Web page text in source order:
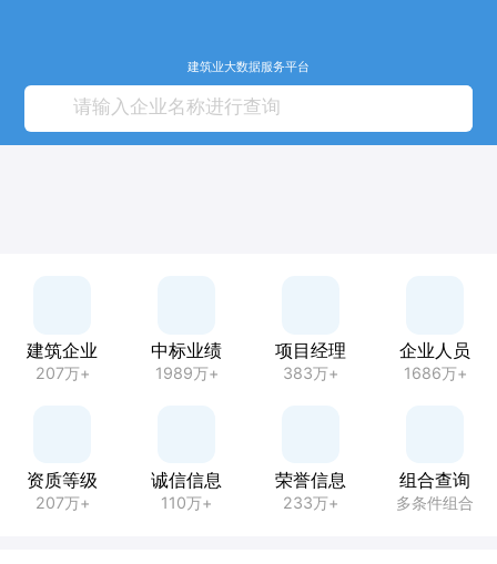
建筑业大数据服务平台
建筑企业
207万+
中标业绩
1989万+
项目经理
383万+
企业人员
1686万+
资质等级
207万+
诚信信息
110万+
荣誉信息
233万+
组合查询
多条件组合